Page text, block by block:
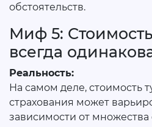
обстоятельств.
Миф 5:
всегда
Реальность:
На самом деле, стоимость
страхования может
зависимости от